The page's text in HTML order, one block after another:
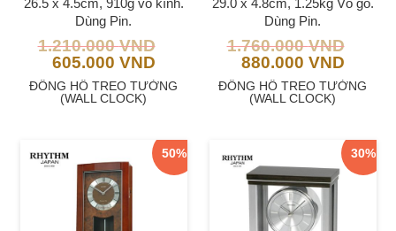
26.5 x 4.5cm, 910g vỏ kính.
Dùng Pin.
1.210.000VND
605.000 VND
ĐỒNG HỒ TREO TƯỜNG
(WALL CLOCK)
29.0 x 4.8cm, 1.25kg Vỏ gỗ.
Dùng Pin.
1.760.000VND
880.000 VND
ĐỒNG HỒ TREO TƯỜNG
(WALL CLOCK)
50% 30%